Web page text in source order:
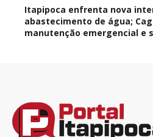
Itapipoca enfrenta nova
abastecimento de água;
manutenção emergencial e